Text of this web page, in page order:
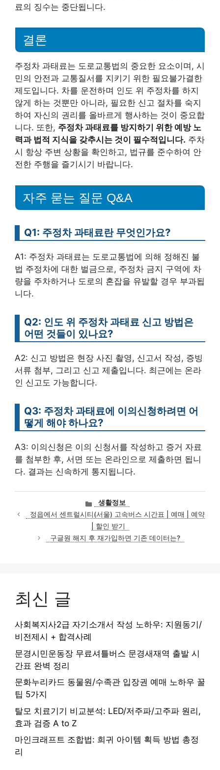
료의 징수는 중단됩니다.
결론
주정차 과태료는 도로교통법의 중요한 요소이며, 시
민의 안전과 교통질서를 지키기 위한 필요불가결한
제도입니다. 차를 운전하며 인도 위 주정차를 하지
않게 하는 것뿐만 아니라, 필요한 신고 절차를 숙지
하여 자신의 권리를 올바르게 행사하는 것이 중요합
니다. 또한, 주정차 과태료를 방지하기 위한 예방 노
력과 법적 지식을 갖추시는 것이 필수적입니다. 주차
시 항상 주변 상황을 확인하고, 법규를 준수하여 안
전한 주행을 즐기시기 바랍니다.
자주 묻는 질문 Q&A
Q1: 주정차 과태료란 무엇인가요?
A1: 주정차 과태료는 도로교통법에 의해 정해진 불
법 주정차에 대한 벌금으로, 주정차 금지 구역에 차
량을 주차하거나 도로의 혼잡을 유발할 경우 부과됩
니다.
Q2: 인도 위 주정차 과태료 신고 방법은
어떤 것들이 있나요?
A2: 신고 방법은 현장 사진 촬영, 신고서 작성, 증빙
서류 첨부, 그리고 신고 제출입니다. 최근에는 온라
인 신고도 가능합니다.
Q3: 주정차 과태료에 이의신청하려면 어
떻게 해야 하나요?
A3: 이의신청은 이의 신청서를 작성하고 증거 자료
를 첨부한 후, 서면 또는 온라인으로 제출하면 됩니
다. 결과는 신속하게 통지됩니다.
카
테
고
리
생활정보
정읍에서 센트럴시티(서울) 고속버스 시간표 | 예매 | 예약
| 할인 받기
구글원 해지 후 재가입하면 기존 데이터는?
최신 글
사회복지사2급 자기소개서 작성 노하우: 지원동기/
비전제시 + 합격사례
문경시민운동장 무료셔틀버스 문경새재역 출발 시
간표 완벽 정리
문화누리카드 동물원/수족관 입장권 예매 노하우 꿀
팁 5가지
탈모 치료기기 비교분석: LED/저주파/고주파 원리,
효과 검증 A to Z
마인크래프트 조합법: 희귀 아이템 획득 방법 총정
리